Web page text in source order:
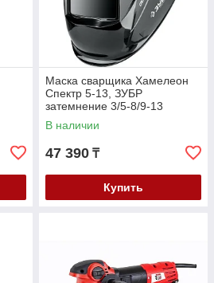
Маска сварщика Хамелеон
Спектр 5-13, ЗУБР
затемнение 3/5-8/9-13
(11069_z01)
В наличии
47 390 ₸
Купить